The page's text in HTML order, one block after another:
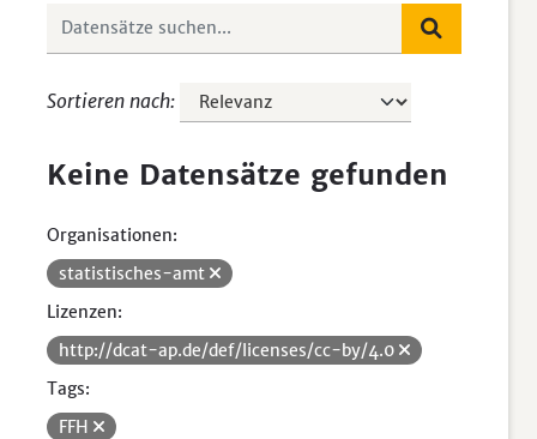
Sortieren nach
Keine Datensätze gefunden
Organisationen:
statistisches-amt
Lizenzen:
http://dcat-ap.de/def/licenses/cc-by/4.0
Tags:
FFH